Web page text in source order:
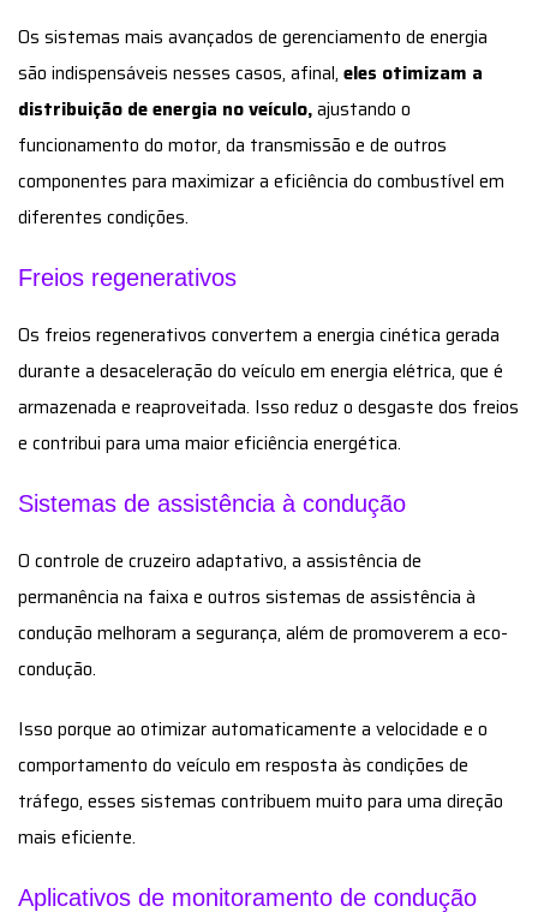
Os sistemas mais avançados de gerenciamento de energia
são indispensáveis nesses casos, afinal, eles otimizam a
distribuição de energia no veículo,ajustando o
funcionamento do motor, da transmissão e de outros
componentes para maximizar a eficiência do combustível em
diferentes condições.
Freios regenerativos
Os freios regenerativos convertem a energia cinética gerada
durante a desaceleração do veículo em energia elétrica, que é
armazenada e reaproveitada. Isso reduz o desgaste dos freios
e contribui para uma maior eficiência energética.
Sistemas de assistência à condução
O controle de cruzeiro adaptativo, a assistência de
permanência na faixa e outros sistemas de assistência à
condução melhoram a segurança, além de promoverem a eco-
condução.
Isso porque ao otimizar automaticamente a velocidade e o
comportamento do veículo em resposta às condições de
tráfego, esses sistemas contribuem muito para uma direção
mais eficiente.
Aplicativos de monitoramento de condução